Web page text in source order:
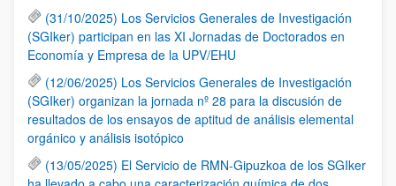
(31/10/2025) Los Servicios Generales de Investigación
(SGIker) participan en las XI Jornadas de Doctorados en
Economía y Empresa de la UPV/EHU
(12/06/2025) Los Servicios Generales de Investigación
(SGIker) organizan la jornada nº 28 para la discusión de
resultados de los ensayos de aptitud de análisis elemental
orgánico y análisis isotópico
(13/05/2025) El Servicio de RMN-Gipuzkoa de los SGIker